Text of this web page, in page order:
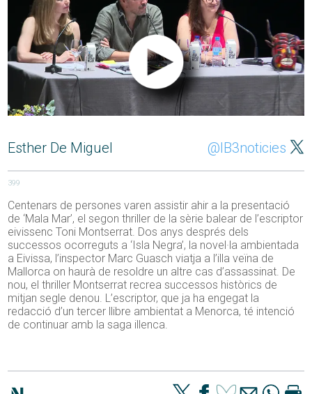
Esther De Miguel @IB3noticies
399
Centenars de persones varen assistir ahir a la presentació
de ‘Mala Mar’, el segon thriller de la sèrie balear de l’escriptor
eivissenc Toni Montserrat. Dos anys després dels
successos ocorreguts a ‘Isla Negra’, la novel·la ambientada
a Eivissa, l’inspector Marc Guasch viatja a l’illa veïna de
Mallorca on haurà de resoldre un altre cas d’assassinat. De
nou, el thriller Montserrat recrea successos històrics de
mitjan segle denou. L’escriptor, que ja ha engegat la
redacció d’un tercer llibre ambientat a Menorca, té intenció
de continuar amb la saga illenca.